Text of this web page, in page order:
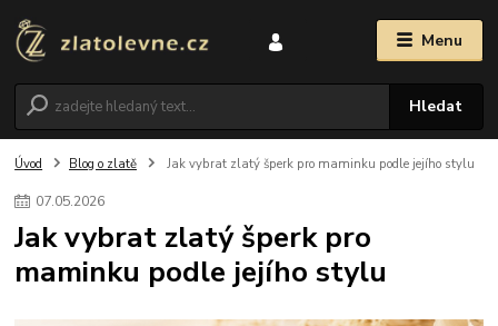
Menu
Hledat
Úvod Blog o zlatě Jak vybrat zlatý šperk pro maminku podle jejího stylu
07.05.2026
Jak vybrat zlatý šperk pro
maminku podle jejího stylu